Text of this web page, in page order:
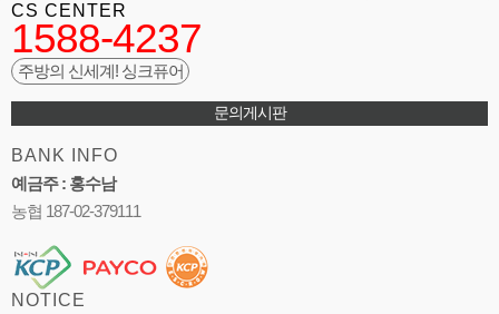
CS CENTER
1588-4237
주방의 신세계! 싱크퓨어
문의게시판
BANK INFO
예금주 : 홍수남
농협 187-02-379111
NOTICE